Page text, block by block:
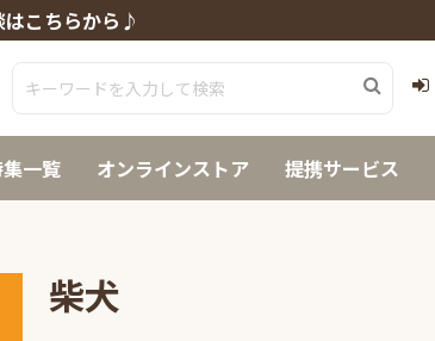
はこちらから♪
一覧 オンラインストア 提携サービス
柴犬